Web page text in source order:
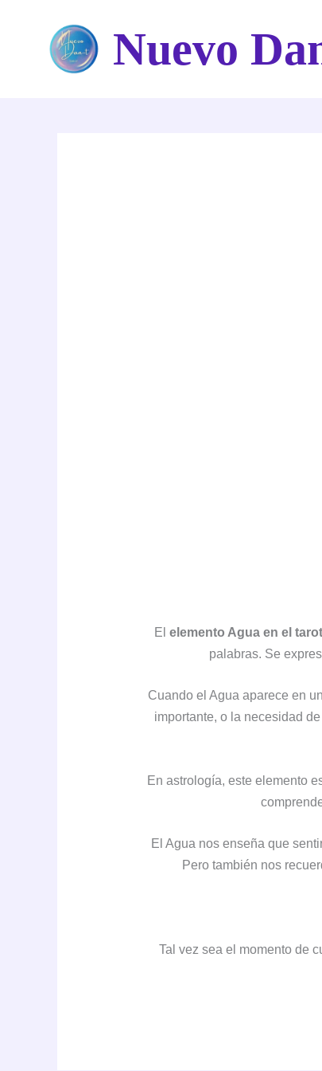
contenido
Nuevo
El elemento Agua en el tarot
palabras. Se
Cuando el Agua aparece en
importante, o la necesidad
En astrología, este elemento
El Agua nos enseña que
Pero también nos
Tal vez sea el momento de